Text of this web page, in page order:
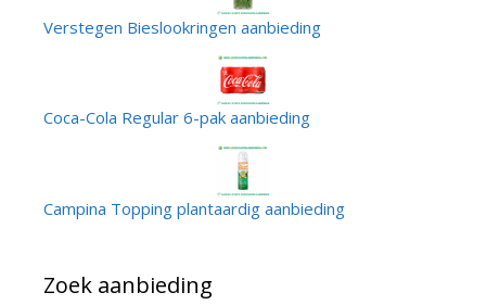
Verstegen Bieslookringen aanbieding
Coca-Cola Regular 6-pak aanbieding
Campina Topping plantaardig aanbieding
Zoek aanbieding